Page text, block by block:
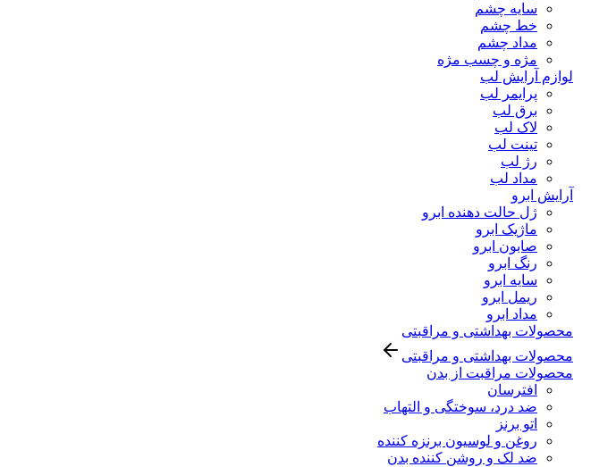
سایه چشم
خط چشم
مداد چشم
مژه و چسب مژه
لوازم آرایش لب
پرایمر لب
برق لب
لاک لب
تینت لب
رژ لب
مداد لب
آرایش ابرو
ژل حالت دهنده ابرو
ماژیک ابرو
صابون ابرو
رنگ ابرو
سایه ابرو
ریمل ابرو
مداد ابرو
محصولات بهداشتی و مراقبتی
محصولات بهداشتی و مراقبتی
محصولات مراقبت از بدن
افترسان
ضد درد، سوختگی و التهاب
اتو برنز
روغن و لوسیون برنزه کننده
ضد لک و روشن کننده بدن